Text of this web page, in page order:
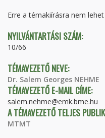
Erre a témakiírásra nem
NYILVÁNTARTÁSI SZÁM:
10/66
TÉMAVEZETŐ NEVE:
Dr. Salem Georges NEHME
TÉMAVEZETŐ E-MAIL CÍME:
salem.nehme@emk.bme.hu
A TÉMAVEZETŐ TELJES
MTMT